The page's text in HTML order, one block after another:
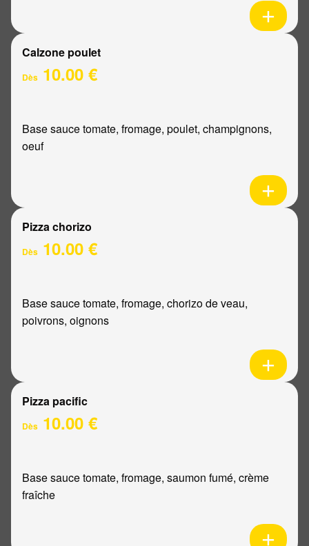
Calzone poulet
Dès 10.00 €
Base sauce tomate, fromage, poulet, champignons,
oeuf
Pizza chorizo
Dès 10.00 €
Base sauce tomate, fromage, chorizo de veau,
poivrons, oignons
Pizza pacific
Dès 10.00 €
Base sauce tomate, fromage, saumon fumé, crème
fraîche